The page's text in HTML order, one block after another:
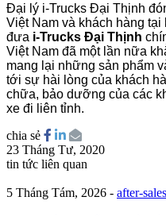
Đại lý i-Trucks Đại Thịnh
Việt Nam và khách hàng
đưa i-Trucks Đại Thịnh
Việt Nam đã một lần nữa
mang lại những sản phẩm
tới sự hài lòng của khách
chữa, bảo dưỡng của các
xe đi liên tỉnh.
chia sẻ
23 Tháng Tư, 2020
tin tức liên quan
5 Tháng Tám, 2026 - after-sales